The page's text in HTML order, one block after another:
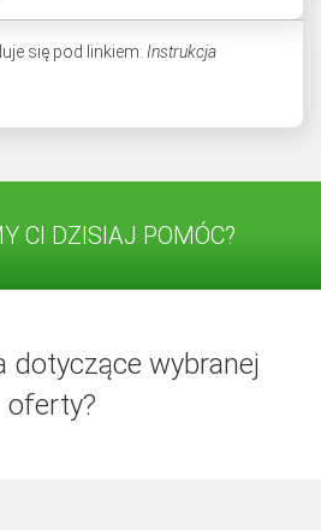
się pod linkiem: Instrukcja
CI DZISIAJ POMÓC?
dotyczące wybranej
oferty?